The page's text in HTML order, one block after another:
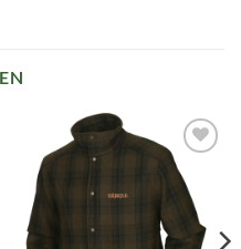
Toevoegen
aan
verlanglijst